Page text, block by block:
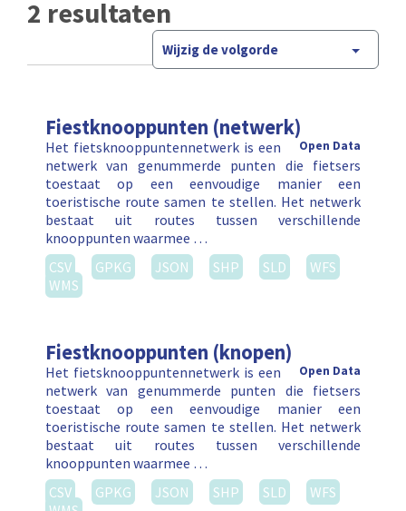
2 resultaten
Wijzig de volgorde
Fiestknooppunten (netwerk)
Open Data
Het fietsknooppuntennetwerk is een
netwerk van genummerde punten die fietsers
toestaat op een eenvoudige manier een
toeristische route samen te stellen. Het netwerk
bestaat uit routes tussen verschillende
knooppunten waarmee …
CSV
GPKG JSON SHP SLD
WFS
WMS
Fiestknooppunten (knopen)
Open Data
Het fietsknooppuntennetwerk is een
netwerk van genummerde punten die fietsers
toestaat op een eenvoudige manier een
toeristische route samen te stellen. Het netwerk
bestaat uit routes tussen verschillende
knooppunten waarmee …
CSV
GPKG JSON SHP SLD
WFS